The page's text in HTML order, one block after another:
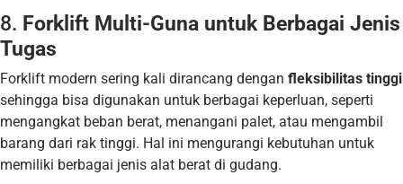
8. Forklift Multi-Guna untuk Berbagai Jenis
Tugas
Forklift modern sering kali dirancang dengan fleksibilitas tinggi
sehingga bisa digunakan untuk berbagai keperluan, seperti
mengangkat beban berat, menangani palet, atau mengambil
barang dari rak tinggi. Hal ini mengurangi kebutuhan untuk
memiliki berbagai jenis alat berat di gudang.